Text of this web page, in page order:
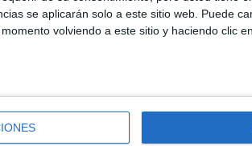
se aplicarán solo a este sitio web. Puede
volviendo a este sitio y haciendo clic